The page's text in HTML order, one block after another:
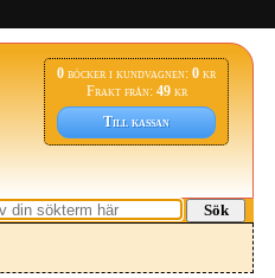
0 böcker i kundvagnen:0kr
Frakt från: 49kr
Till kassan
Sök